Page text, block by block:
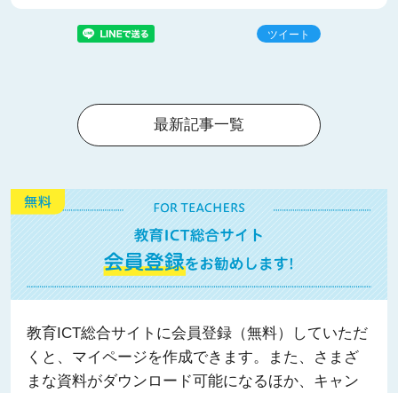
ツイート
最新記事一覧
教育ICT総合サイトに会員登録（無料）していただ
くと、マイページを作成できます。また、さまざ
まな資料がダウンロード可能になるほか、キャン